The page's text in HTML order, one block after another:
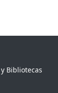
Bibliotecas